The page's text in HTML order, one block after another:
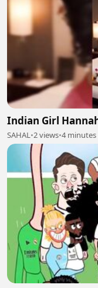
Indian Girl
SAHAL•2 views•4 minutes